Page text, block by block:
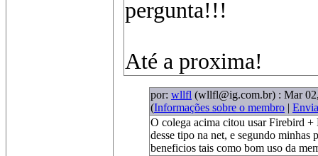
pergunta!!!
Até a proxima!
por: wllfl (wllfl@ig.com.br) : Mar
(Informações sobre o membro |
O colega acima citou usar Firebird
desse tipo na net, e segundo minhas
beneficios tais como bom uso da